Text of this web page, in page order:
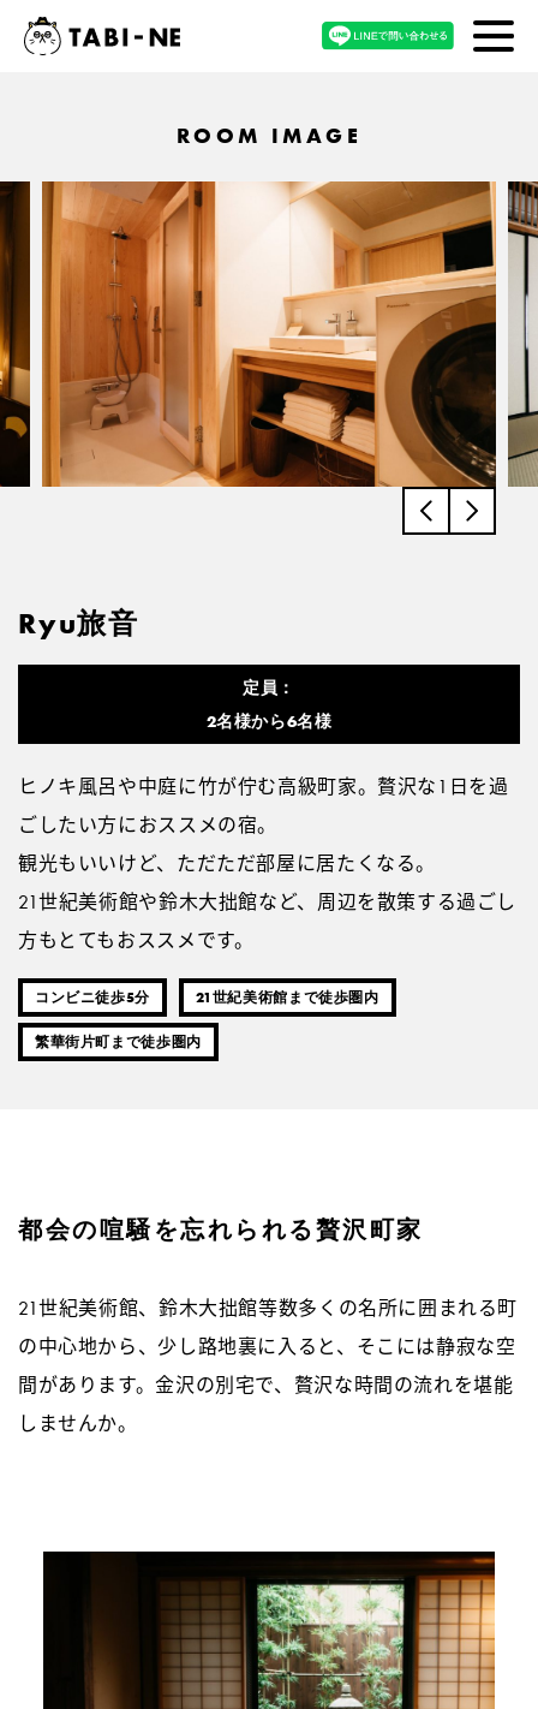
ROOM IMAGE
Ryu旅音
定員：
2名様から6名様
ヒノキ風呂や中庭に竹が佇む高級町家。贅沢な1日を過
ごしたい方におススメの宿。
観光もいいけど、ただただ部屋に居たくなる。
21世紀美術館や鈴木大拙館など、周辺を散策する過ごし
方もとてもおススメです。
コンビニ徒歩5分 21世紀美術館まで徒歩圏内
繁華街片町まで徒歩圏内
都会の喧騒を忘れられる贅沢町家
21世紀美術館、鈴木大拙館等数多くの名所に囲まれる町
の中心地から、少し路地裏に入ると、そこには静寂な空
間があります。金沢の別宅で、贅沢な時間の流れを堪能
しませんか。